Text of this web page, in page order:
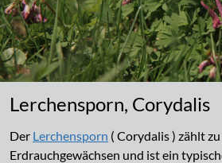
Lerchensporn, Corydalis
Der Lerchensporn ( Corydalis ) zählt
Erdrauchgewächsen und ist ein